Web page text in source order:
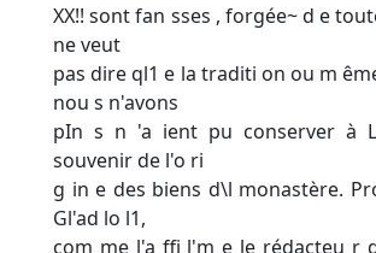
XX!! sont fan sses , forgée~ d e
ne veut
pas dire ql1 e la traditi on ou m
nou s n'avons
pIn s n 'a ient pu conserver à
souvenir de l'o ri­
g in e des biens d\l monastère.
Gl'ad lo l1,
com me l'a ffi l'm e le rédacteu r